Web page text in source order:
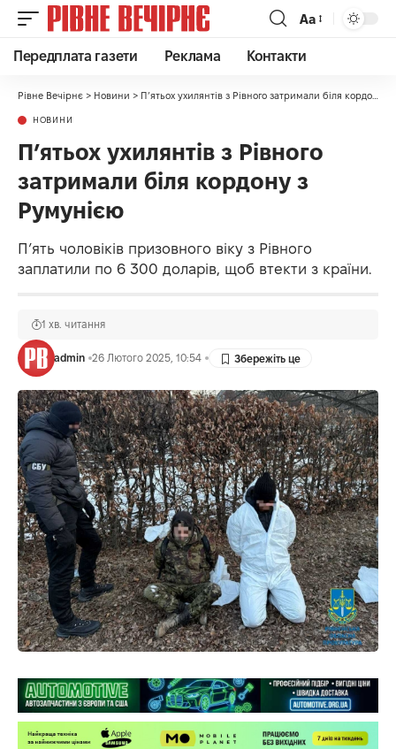
Аа
Передплата газети Реклама Контакти
Рівне Вечірнє > Новини > П’ятьох ухилянтів з Рівного затримали біля кордону з Румунією
НОВИНИ
П’ятьох ухилянтів з Рівного
затримали біля кордону з
Румунією
П’ять чоловіків призовного віку з Рівного
заплатили по 6 300 доларів, щоб втекти з країни.
admin 26 Лютого 2025, 10:54
1 хв. читання